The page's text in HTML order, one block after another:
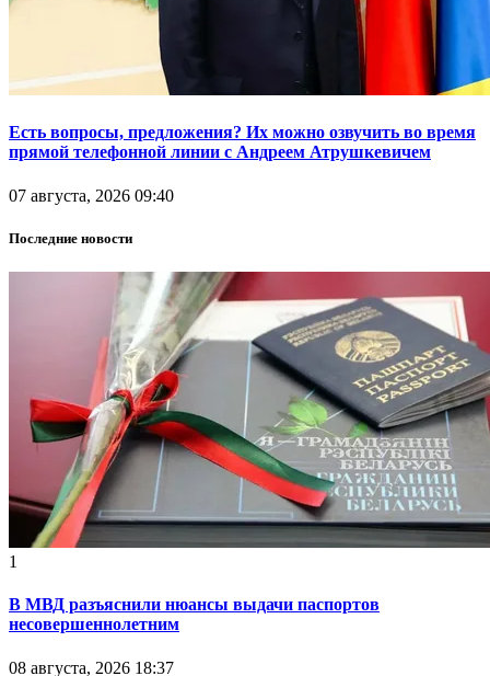
Есть вопросы, предложения? Их можно озвучить во время
прямой телефонной линии с Андреем Атрушкевичем
07 августа, 2026 09:40
Последние новости
1
В МВД разъяснили нюансы выдачи паспортов
несовершеннолетним
08 августа, 2026 18:37